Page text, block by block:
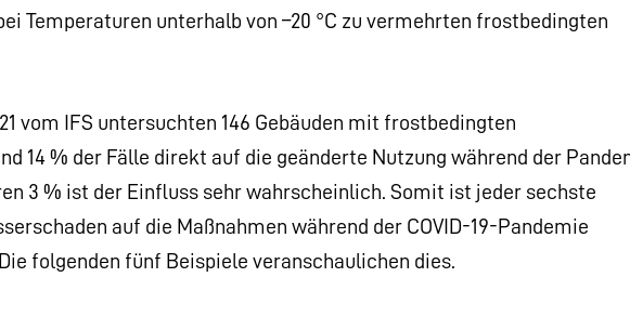
Temperaturen unterhalb von –20 °C zu vermehrten frostbedingten
vom IFS untersuchten 146 Gebäuden mit frostbedingten
14 % der Fälle direkt auf die geänderte Nutzung während der
3 % ist der Einfluss sehr wahrscheinlich. Somit ist jeder sechste
auf die Maßnahmen während der COVID-19-Pandemie
folgenden fünf Beispiele veranschaulichen dies.